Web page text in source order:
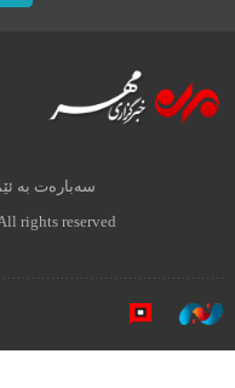
سەبارەت بە
rights reserved